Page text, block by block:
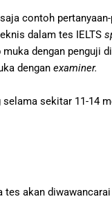
contoh pertanyaan-
dalam tes IELTS
dengan penguji
dengan examiner.
selama sekitar 11-14
tes akan